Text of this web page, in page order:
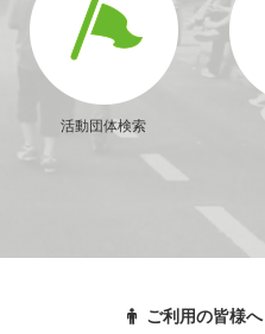
活動団体検索
ご利用の皆様へ